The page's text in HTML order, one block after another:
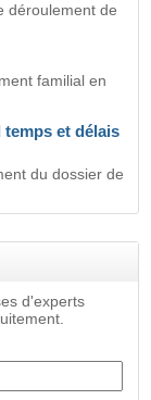
déroulement de
familial en
et délais
du dossier de
d'experts